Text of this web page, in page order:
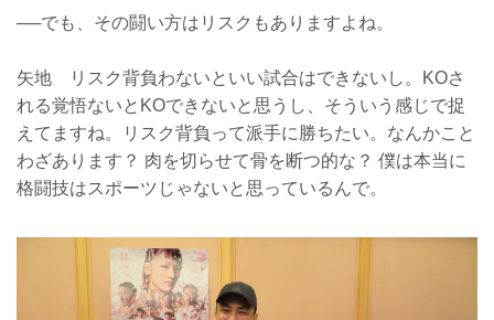
──でも、その闘い方はリスクもありますよね。
矢地 リスク背負わないといい試合はできないし。KOさ
れる覚悟ないとKOできないと思うし、そういう感じで捉
えてますね。リスク背負って派手に勝ちたい。なんかこと
わざあります？ 肉を切らせて骨を断つ的な？ 僕は本当に
格闘技はスポーツじゃないと思っているんで。